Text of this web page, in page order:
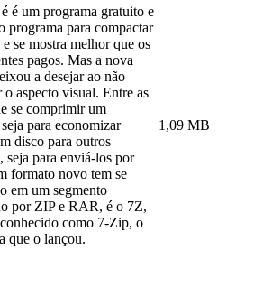
é um programa gratuito e
programa para compactar
se mostra melhor que os
pagos. Mas a nova
a desejar ao não
o aspecto visual. Entre as
se comprimir um
para economizar
disco para outros
seja para enviá-los por
formato novo tem se
em um segmento
por ZIP e RAR, é o 7Z,
como 7-Zip, o
que o lançou.
1,09 MB